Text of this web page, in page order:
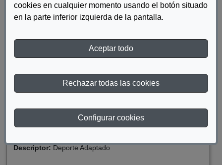
cookies en cualquier momento usando el botón situado
en la parte inferior izquierda de la pantalla.
Aceptar todo
Rechazar todas las cookies
Configurar cookies
La falta de accesibilidad de los recursos de la comunidad hace
que una gran parte de personas con parálisis cerebral no
conocimiento de la oferta actual de deporte para el colectivo.
Año de publicación:2021
Descriptor: Deporte Adaptado